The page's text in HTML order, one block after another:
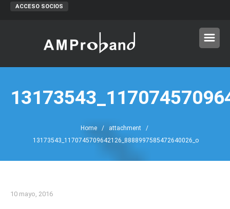
ACCESO SOCIOS
Home/ attachment /
13173543_1170745709642126_8888997585472640026_o
10 mayo, 2016